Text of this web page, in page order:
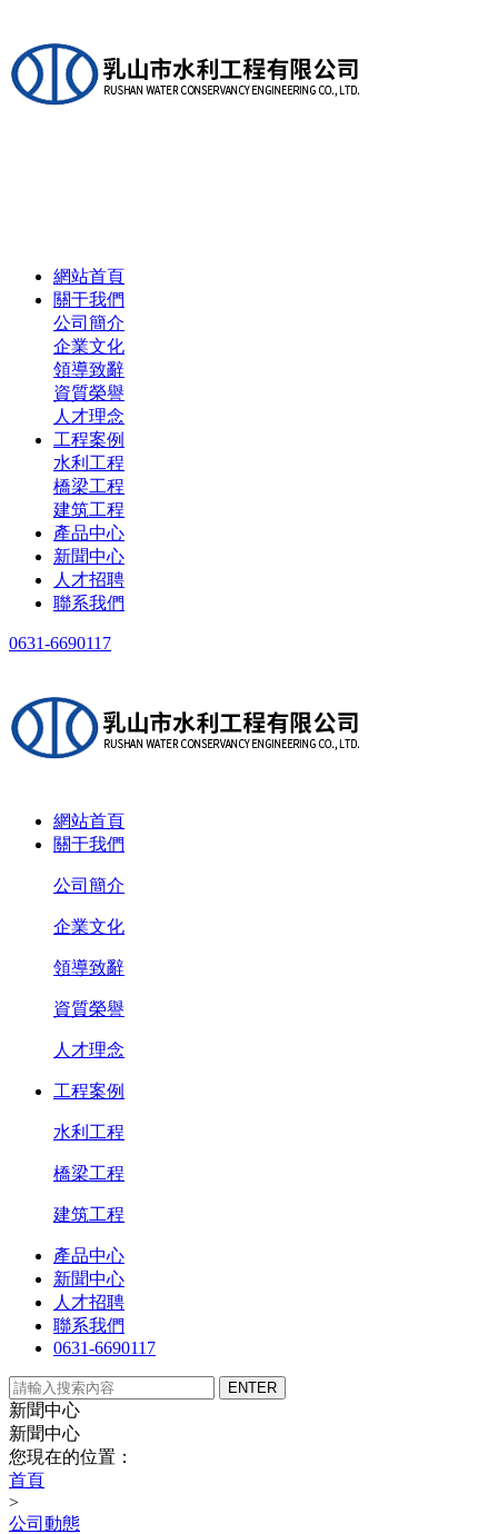
網站首頁
關于我們
公司簡介
企業文化
領導致辭
資質榮譽
人才理念
工程案例
水利工程
橋梁工程
建筑工程
產品中心
新聞中心
人才招聘
聯系我們
0631-6690117
網站首頁
關于我們
公司簡介
企業文化
領導致辭
資質榮譽
人才理念
工程案例
水利工程
橋梁工程
建筑工程
產品中心
新聞中心
人才招聘
聯系我們
0631-6690117
新聞中心
新聞中心
您現在的位置：
首頁
>
公司動態